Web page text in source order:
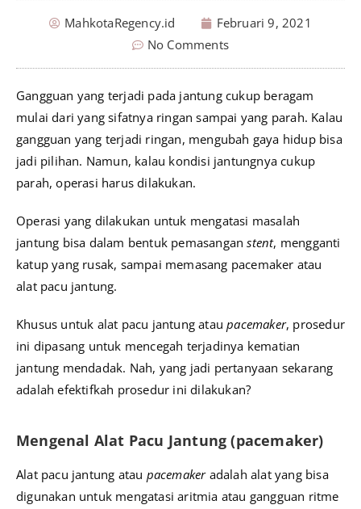
MahkotaRegency.id
Februari 9, 2021
No Comments
Gangguan yang terjadi pada jantung cukup beragam
mulai dari yang sifatnya ringan sampai yang parah. Kalau
gangguan yang terjadi ringan, mengubah gaya hidup bisa
jadi pilihan. Namun, kalau kondisi jantungnya cukup
parah, operasi harus dilakukan.
Operasi yang dilakukan untuk mengatasi masalah
jantung bisa dalam bentuk pemasanganstent, mengganti
katup yang rusak, sampai memasang pacemaker atau
alat pacu jantung.
Khusus untuk alat pacu jantung ataupacemaker, prosedur
ini dipasang untuk mencegah terjadinya kematian
jantung mendadak. Nah, yang jadi pertanyaan sekarang
adalah efektifkah prosedur ini dilakukan?
Mengenal Alat Pacu Jantung (pacemaker)
Alat pacu jantung atau pacemakeradalah alat yang bisa
digunakan untuk mengatasi aritmia atau gangguan ritme